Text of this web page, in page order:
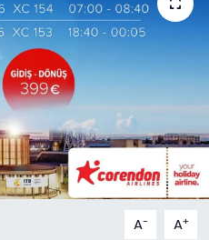
A- A+